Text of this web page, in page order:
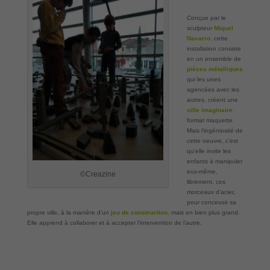
©Creazine
Conçue par le
sculpteur Miquel
Navarro, cette
installation consiste
en un ensemble de
pièces métalliques
qui les unes
agencées avec les
autres, créent une
ville imaginaire,
format maquette.
Mais l’ingéniosité de
cette oeuvre, c’est
qu’elle invite les
enfants à manipuler
eux-même,
librement, ces
morceaux d’acier,
pour concevoir sa
propre ville, à la manière d’un jeu de construction, mais en bien plus grand.
Elle apprend à collaborer et à accepter l’intervention de l’autre.